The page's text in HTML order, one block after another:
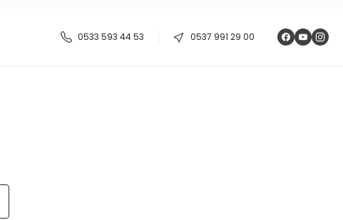
0533 593 44 53 0537 991 29 00